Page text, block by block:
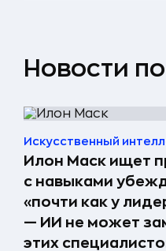
Новости
Искусственный
Илон Маск ищет
с навыками
«почти как у
— ИИ не может
этих